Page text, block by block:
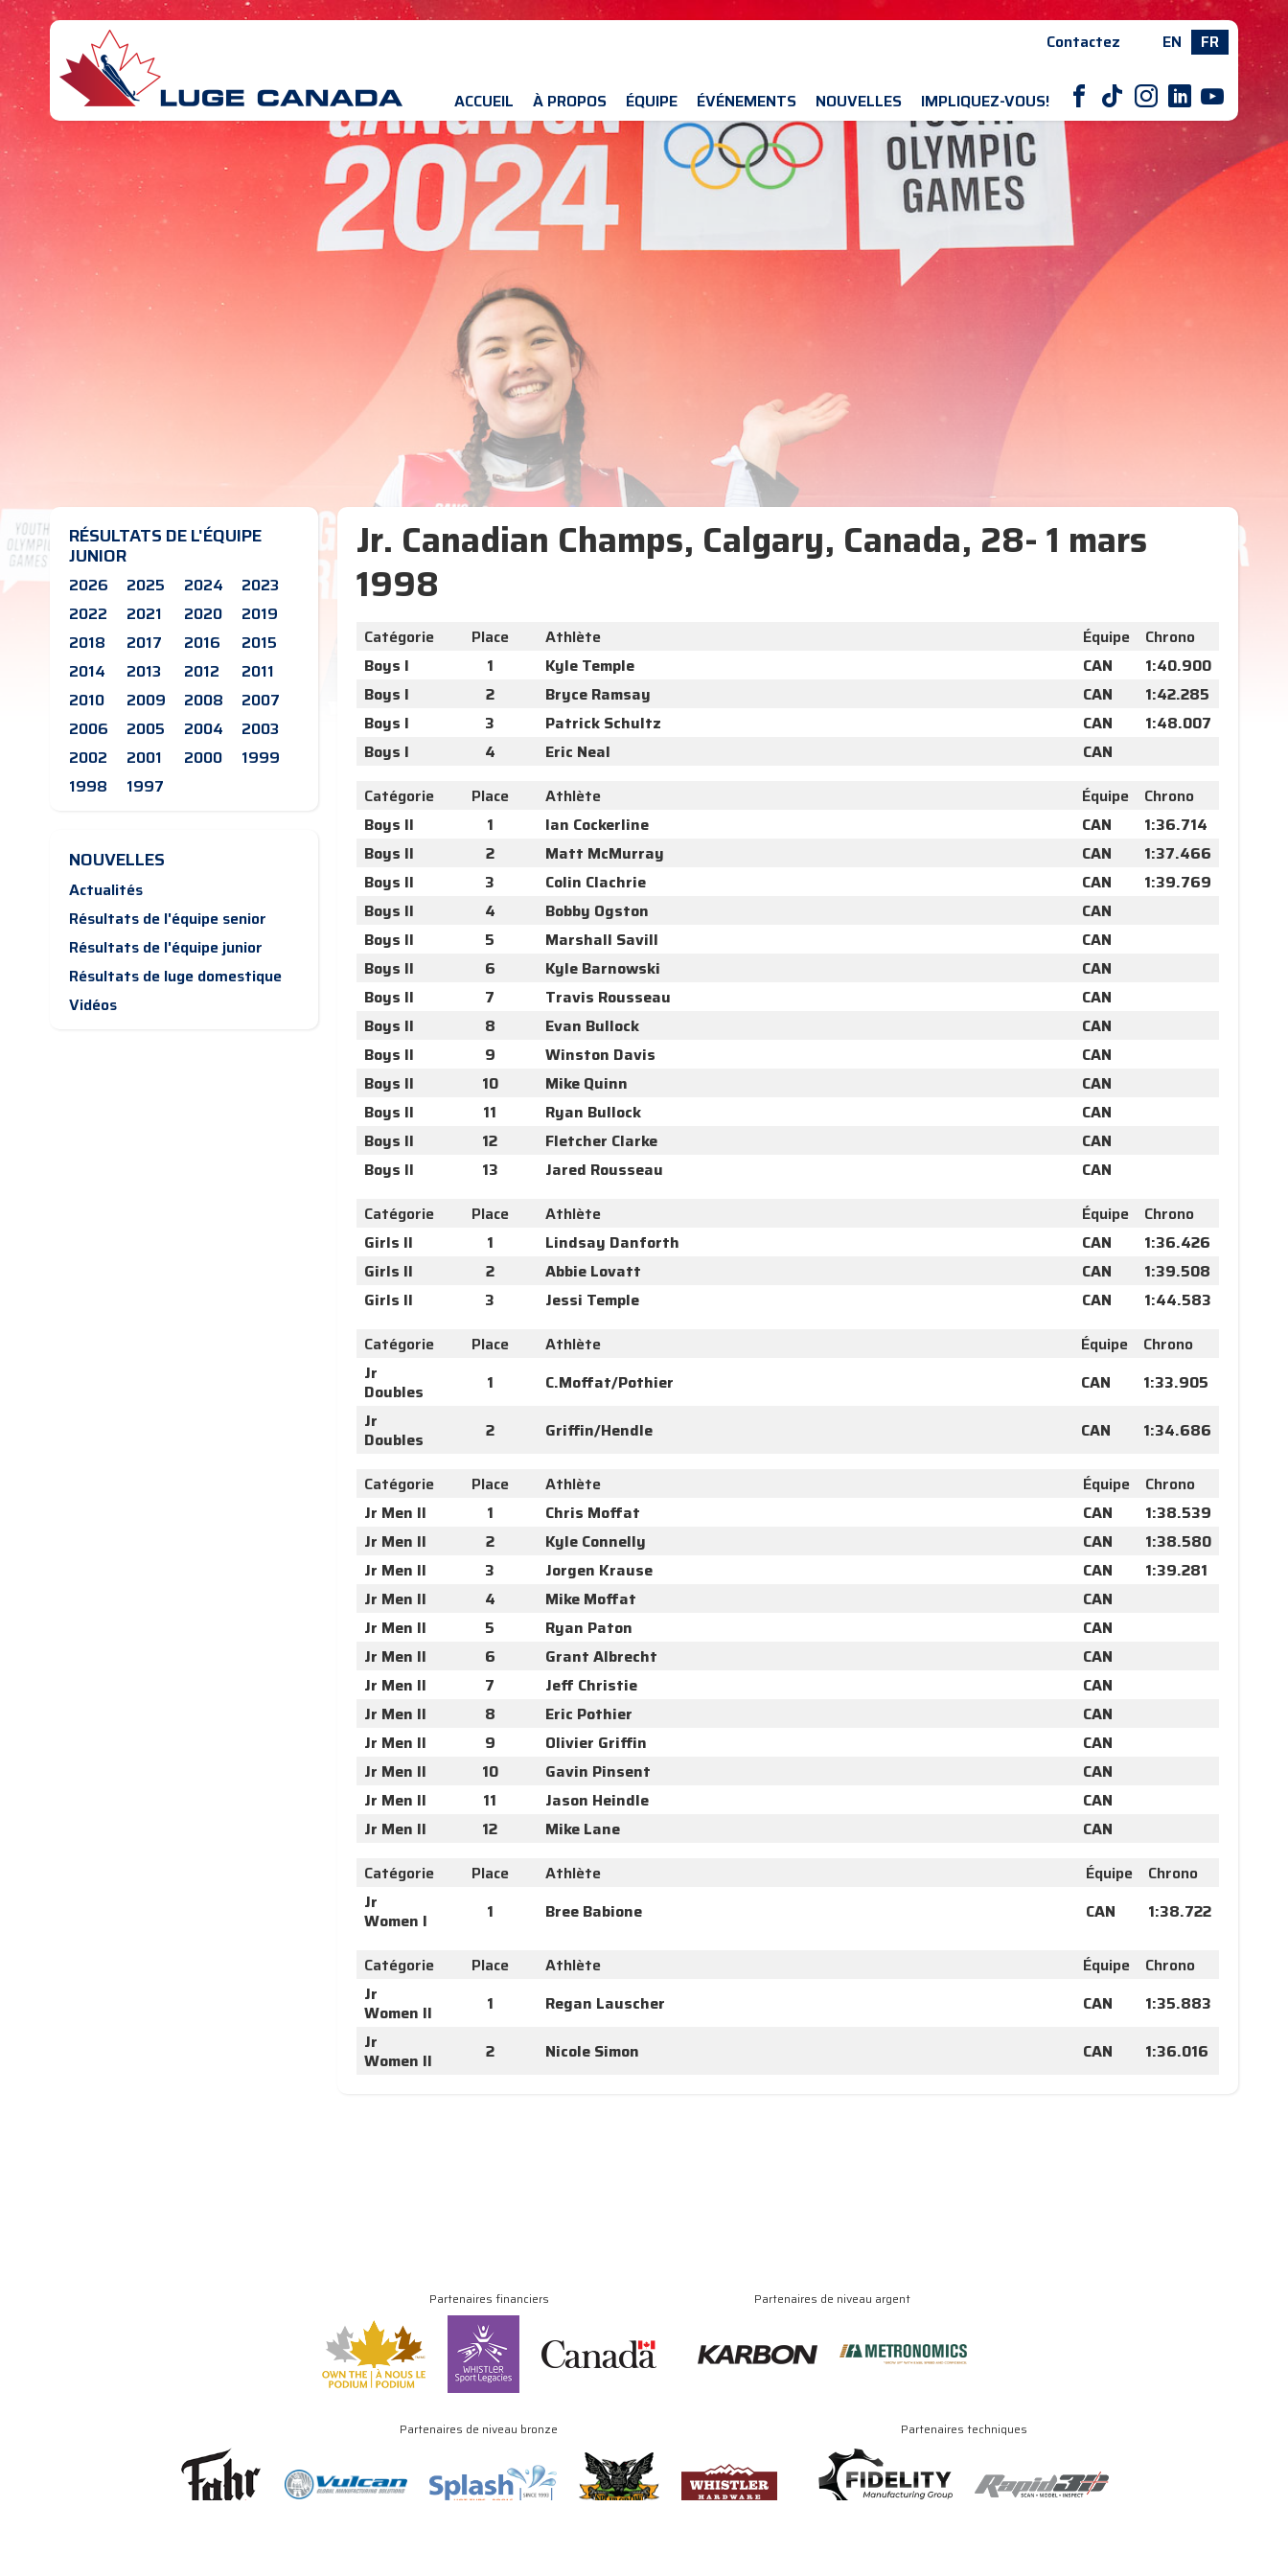
Contactez EN FR
ACCUEIL À PROPOS ÉQUIPE ÉVÉNEMENTS NOUVELLES IMPLIQUEZ-VOUS! F T I L Y
RÉSULTATS DE L'ÉQUIPE
JUNIOR
2026 2025 2024
2023
2022
2021 2020
2019
2018
2017 2016
2015
2014
2013 2012
2011
2010
2009 2008
2007
2006
2005 2004
2003
2002
2001 2000
1999
1998
1997
NOUVELLES
Actualités
Résultats de l'équipe senior
Résultats de l'équipe junior
Résultats de luge domestique
Vidéos
Jr. Canadian Champs, Calgary, Canada, 28- 1 mars
1998
Catégorie Place Athlète Équipe
Chrono
Boys I
1 Kyle Temple CAN
1:40.900
Boys I
2 Bryce Ramsay CAN
1:42.285
Boys I
3 Patrick Schultz CAN
1:48.007
Boys I
4 Eric Neal
CAN
Catégorie
Place Athlète Équipe
Chrono
Boys II
1 Ian Cockerline CAN
1:36.714
Boys II
2 Matt McMurray CAN
1:37.466
Boys II
3 Colin Clachrie CAN
1:39.769
Boys II
4 Bobby Ogston
CAN
Boys II
5 Marshall Savill
CAN
Boys II
6 Kyle Barnowski
CAN
Boys II
7 Travis Rousseau
CAN
Boys II
8 Evan Bullock
CAN
Boys II
9 Winston Davis
CAN
Boys II
10 Mike Quinn
CAN
Boys II
11 Ryan Bullock
CAN
Boys II
12 Fletcher Clarke
CAN
Boys II
13 Jared Rousseau
CAN
Catégorie
Place Athlète Équipe
Chrono
Girls II
1 Lindsay Danforth CAN
1:36.426
Girls II
2 Abbie Lovatt CAN
1:39.508
Girls II
3 Jessi Temple CAN
1:44.583
Catégorie
Place Athlète Équipe
Chrono
Jr
Doubles
1 C.Moffat/Pothier CAN
1:33.905
Jr
Doubles
2 Griffin/Hendle CAN 1:34.686
Catégorie Place Athlète Équipe
Chrono
Jr Men II
1 Chris Moffat CAN
1:38.539
Jr Men II
2 Kyle Connelly CAN
1:38.580
Jr Men II
3 Jorgen Krause CAN
1:39.281
Jr Men II
4 Mike Moffat
CAN
Jr Men II
5 Ryan Paton
CAN
Jr Men II
6 Grant Albrecht
CAN
Jr Men II
7 Jeff Christie
CAN
Jr Men II
8 Eric Pothier
CAN
Jr Men II
9 Olivier Griffin
CAN
Jr Men II
10 Gavin Pinsent
CAN
Jr Men II
11 Jason Heindle
CAN
Jr Men II
12 Mike Lane
CAN
Catégorie
Place Athlète Équipe
Chrono
Jr
Women I
1 Bree Babione CAN 1:38.722
Catégorie Place Athlète Équipe
Chrono
Jr
Women II
1 Regan Lauscher CAN
1:35.883
Jr
Women II
2 Nicole Simon CAN 1:36.016
Partenaires financiers Partenaires de niveau argent
Partenaires de niveau bronze Partenaires techniques